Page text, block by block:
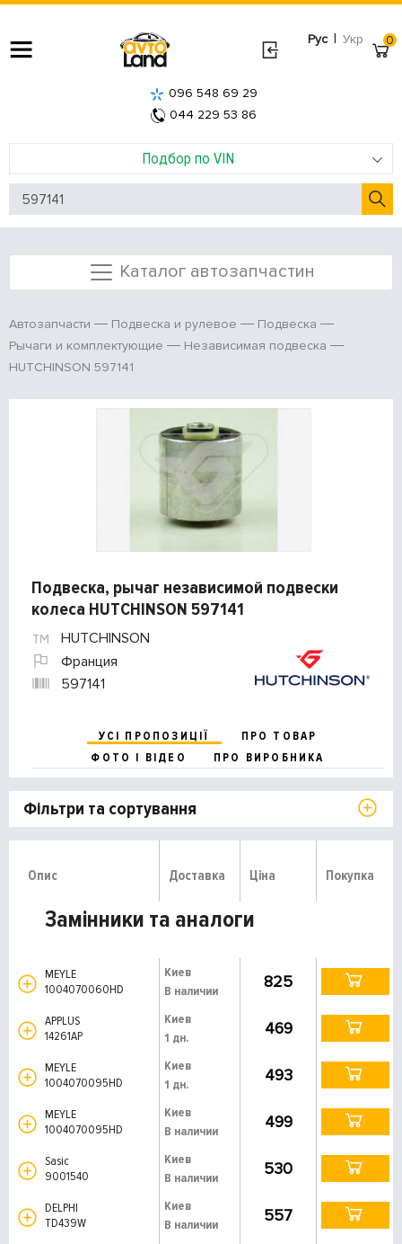
Рус | Укр
Подбор по VIN
096 548 69 29
044 229 53 86
0
Каталог автозапчастин
Автозапчасти Подвеска и рулевое
Подвеска
Рычаги и комплектующие
Независимая подвеска
HUTCHINSON 597141
Подвеска, рычаг независимой подвески
колеса HUTCHINSON 597141
HUTCHINSON
Франция
597141
УСІ ПРОПОЗИЦІЇ
ПРО ТОВАР
ФОТО І ВІДЕО
ПРО ВИРОБНИКА
Фільтри та сортування
Опис Доставка Ціна Покупка
Замінники та аналоги
MEYLE
1004070060HD
Киев
В наличии
825
APPLUS
14261AP
Киев
1 дн.
469
MEYLE
1004070095HD
Киев
1 дн.
493
MEYLE
1004070095HD
Киев
В наличии
499
Sasic
9001540
Киев
В наличии
530
DELPHI
TD439W
Киев
В наличии
557